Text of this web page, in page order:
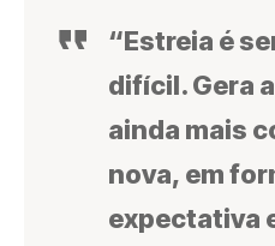
“Estreia é
difícil. Gera
ainda mais
nova, em
expectativa